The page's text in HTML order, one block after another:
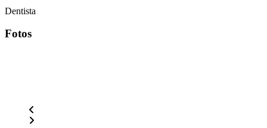
Dentista
Fotos